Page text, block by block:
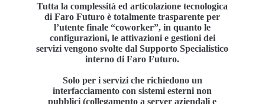
Tutta la complessità ed articolazione tecnologica
di Faro Futuro è totalmente trasparente per
l’utente finale “coworker”, in quanto le
configurazioni, le attivazioni e gestioni dei
servizi vengono svolte dal Supporto Specialistico
interno di Faro Futuro.
Solo per i servizi che richiedono un
interfacciamento con sistemi esterni non
pubblici (collegamento a server aziendali e